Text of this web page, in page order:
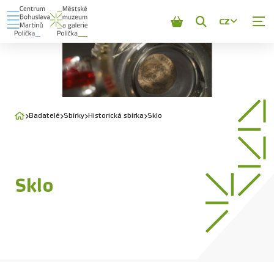
Zobrazit
vyhledávání
CZ
Badatelé Sbírky Historická sbírka Sklo
Sklo